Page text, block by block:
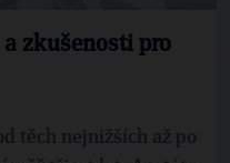
zkušenosti pro
těch nejnižších až po